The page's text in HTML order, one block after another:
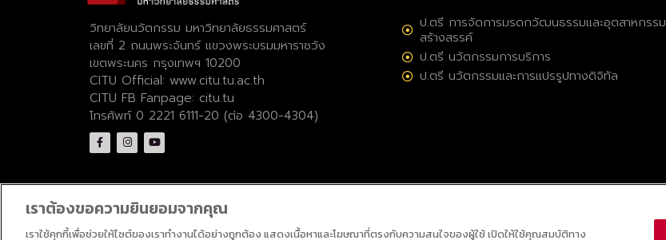
วิทยาลัยนวัตกรรม มหาวิทยาลัยธรรมศาสตร์
เลขที่ 2 ถนนพระจันทร์ แขวงพระบรมมหาราชวัง
เขตพระนคร กรุงเทพฯ 10200
CITU Official: www.citu.tu.ac.th
CITU FB Fanpage: citu.tu
โทรศัพท์ 0 2221 6111-20 (ต่อ 4300-4304)
ป.ตรี การจัดการมรดกวัฒนธรรมและอุตสาหกรรม
สร้างสรรค์
ป.ตรี นวัตกรรมการบริการ
ป.ตรี นวัตกรรมและการแปรรูปทางดิจิทัล
เราต้องขอความยินยอมจากคุณ
เราใช้คุกกี้เพื่อช่วยให้ไซต์ของเราทำงานได้อย่างถูกต้อง แสดงเนื้อหาและโฆษณาที่ตรงกับความสนใจของผู้ใช้ เปิดให้ใช้คุณสมบัติทาง